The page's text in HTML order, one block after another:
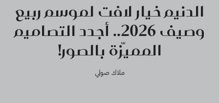
الدنيم خيار لافت لموسم ربيع
وصيف 2026.. أجدد التصاميم
المميّزة بالصور!
ملاك صولي